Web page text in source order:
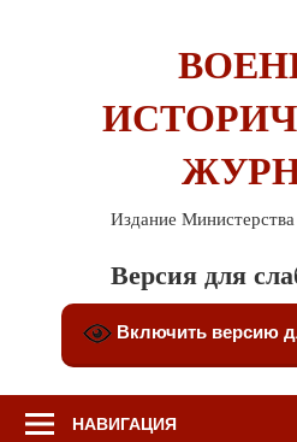
Издание
Версия для
Включить версию
НАВИГАЦИЯ